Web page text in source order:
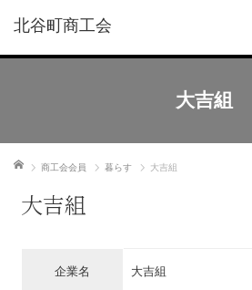
北谷町商工会
大吉組
ホーム 商工会会員 暮らす 大吉組
大吉組
企業名 大吉組